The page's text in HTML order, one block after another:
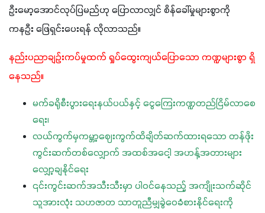
ဦးမော့အောင်လုပ်ပြမည်ဟု ပြောလာလျှင် စိန်ခေါ်မှုများစွာကို
ကနဦး ဖြေရှင်းပေးရန် လိုလာသည်။
နည်းပညာချဉ်းကပ်မှုထက် ရှုပ်ထွေးကျယ်ပြောသော ကဏ္ဍများစွာ ရှိ
နေသည်။
မက်ခရိုစီးပွားရေးနယ်ပယ်နှင့် ငွေကြေးကဏ္ဍတည်ငြိမ်လာစေ
ရေး၊
လယ်ကွက်မှကမ္ဘာ့ဈေးကွက်ထိချိတ်ဆက်ထားရသော တန်ဖိုး
ကွင်းဆက်တစ်လျှောက် အထစ်အငေါ့ အဟန့်အတားများ
လျှော့ချနိုင်ရေး
၎င်းကွင်းဆက်အသီးသီးမှာ ပါဝင်နေသည့် အကျိုးသက်ဆိုင်
သူအားလုံး သဟဇာတ သာတူညီမျှခွဲဝေခံစားနိုင်ရေးကို